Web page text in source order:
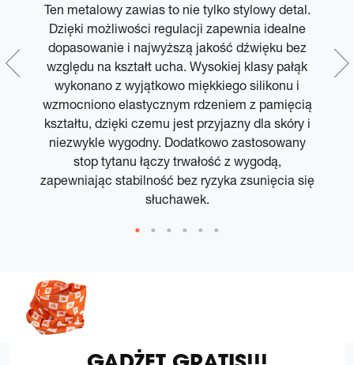
Ten metalowy zawias to nie tylko stylowy detal.
Dzięki możliwości regulacji zapewnia idealne
dopasowanie i najwyższą jakość dźwięku bez
względu na kształt ucha. Wysokiej klasy pałąk
wykonano z wyjątkowo miękkiego silikonu i
wzmocniono elastycznym rdzeniem z pamięcią
kształtu, dzięki czemu jest przyjazny dla skóry i
niezwykle wygodny. Dodatkowo zastosowany
stop tytanu łączy trwałość z wygodą,
zapewniając stabilność bez ryzyka zsunięcia się
słuchawek.